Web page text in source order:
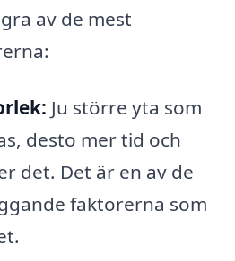
av de mest
Ju större yta som
desto mer tid och
det. Det är en av de
faktorerna som